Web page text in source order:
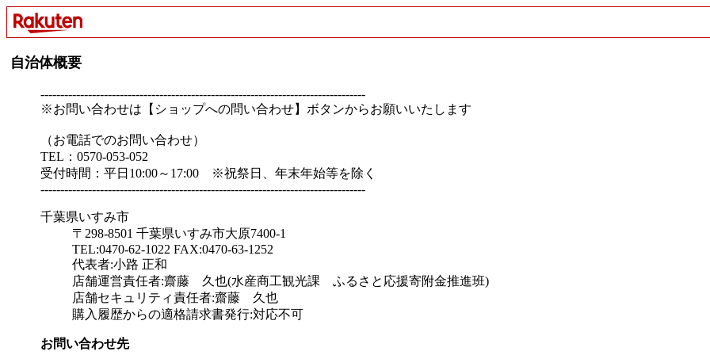
自治体概要
----------------------------------------------------------------------------------
※お問い合わせは【ショップへの問い合わせ】ボタンからお願いいたします
（お電話でのお問い合わせ）
TEL：0570-053-052
受付時間：平日10:00～17:00 ※祝祭日、年末年始等を除く
----------------------------------------------------------------------------------
千葉県いすみ市
〒298-8501 千葉県いすみ市大原7400-1
TEL:0470-62-1022 FAX:0470-63-1252
代表者:小路 正和
店舗運営責任者:齋藤 久也(水産商工観光課 ふるさと応援寄附金推進班)
店舗セキュリティ責任者:齋藤 久也
購入履歴からの適格請求書発行:対応不可
お問い合わせ先